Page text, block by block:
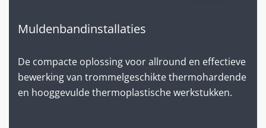
Muldenbandinstallaties
De compacte oplossing voor allround en effectieve
bewerking van trommelgeschikte thermohardende
en hooggevulde thermoplastische werkstukken.